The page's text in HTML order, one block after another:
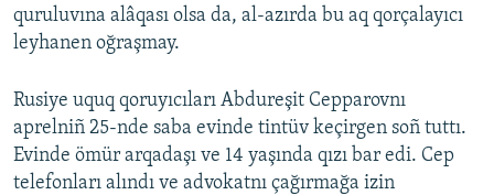
quruluvına alâqası olsa da, al-azırda bu aq qorçalayıcı
leyhanen oğraşmay.
Rusiye uquq qoruyıcıları Abdureşit Cepparovnı
aprelniñ 25-nde saba evinde tintüv keçirgen soñ tuttı.
Evinde ömür arqadaşı ve 14 yaşında qızı bar edi. Cep
telefonları alındı ve advokatnı çağırmağa izin